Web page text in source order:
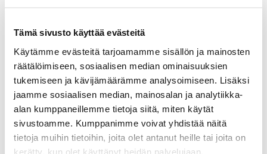
Tämä sivusto käyttää evästeitä
Käytämme evästeitä tarjoamamme sisällön ja mainosten
räätälöimiseen, sosiaalisen median ominaisuuksien
tukemiseen ja kävijämäärämme analysoimiseen. Lisäksi
jaamme sosiaalisen median, mainosalan ja analytiikka-
alan kumppaneillemme tietoja siitä, miten käytät
sivustoamme. Kumppanimme voivat yhdistää näitä
tietoja muihin tietoihin, joita olet antanut heille tai joita on
kerätty, kun olet käyttänyt heidän palvelujaan.
teknisen tarkastuksen. Tavarantarkastajan
asiantuntemus on varmistettua ja toiminta valvottua.
Tavarantarkastajaa voidaan käyttää joko riitoja
ehkäisevästi tai riitatilanteessa.
Lue lisää.
.